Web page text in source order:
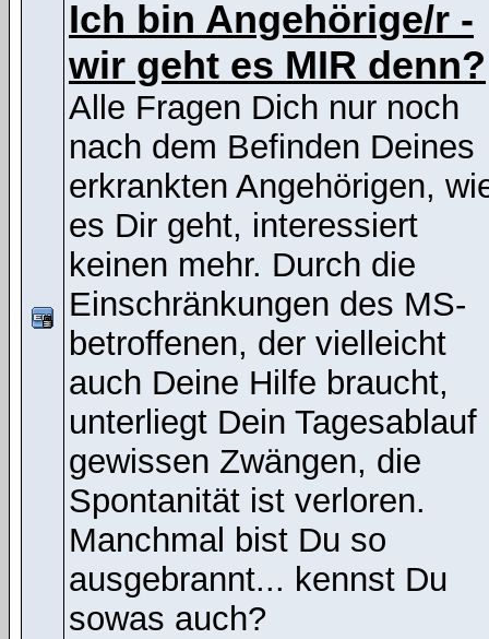
Ich bin Angehörige/r -
wir geht es MIR denn?
Alle Fragen Dich nur noch
nach dem Befinden Deines
erkrankten Angehörigen,
es Dir geht, interessiert
keinen mehr. Durch die
Einschränkungen des MS-
betroffenen, der vielleicht
auch Deine Hilfe braucht,
unterliegt Dein Tagesablauf
gewissen Zwängen, die
Spontanität ist verloren.
Manchmal bist Du so
ausgebrannt... kennst Du
sowas auch?